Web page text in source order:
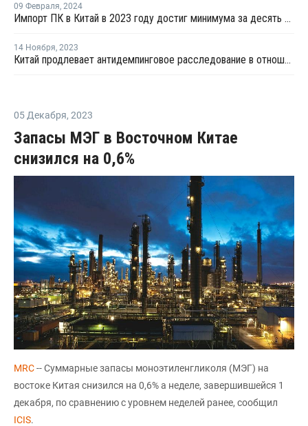
09 Февраля, 2024
Импорт ПК в Китай в 2023 году достиг минимума за десять лет
14 Ноября, 2023
Китай продлевает антидемпинговое расследование в отношении импорта ПК из Тайваня
05 Декабря, 2023
Запасы МЭГ в Восточном Китае
снизился на 0,6%
MRC-- Суммарные запасы моноэтиленгликоля (МЭГ) на
востоке Китая снизился на 0,6% а неделе, завершившейся 1
декабря, по сравнению с уровнем неделей ранее, сообщил
ICIS.